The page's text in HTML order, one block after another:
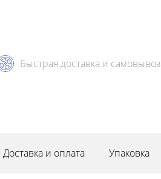
Быстрая доставка и самовывоз
Доставка и оплата Упаковка